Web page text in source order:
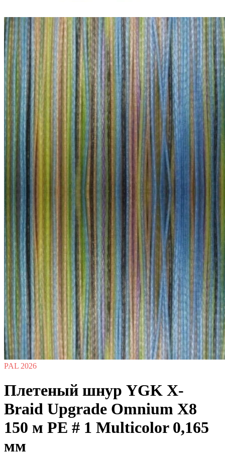
PAL 2026
Плетеный шнур YGK X-
Braid Upgrade Omnium X8
150 м PE # 1 Multicolor 0,165
мм